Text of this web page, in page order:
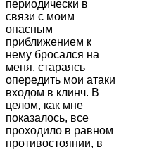
периодически в
связи с моим
опасным
приближением к
нему бросался на
меня, стараясь
опередить мои атаки
входом в клинч. В
целом, как мне
показалось, все
проходило в равном
противостоянии, в